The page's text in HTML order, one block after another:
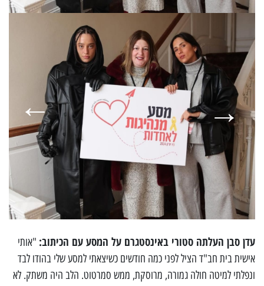
עדן סבן העלתה סטורי באינסטגרם על המסע עם הכיתוב: "אותי
אישית בית חב"ד הציל לפני כמה חודשים כשיצאתי למסע שלי בהודו לבד
ונפלתי למיטה חולה גמורה, מרוסקת, ממש סמרטוט. הלב היה משתק. לא